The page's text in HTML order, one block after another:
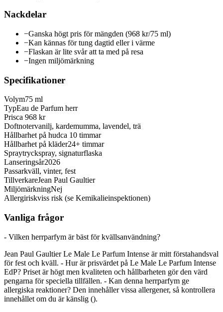
Nackdelar
−Ganska högt pris för mängden (968 kr/75 ml)
−Kan kännas för tung dagtid eller i värme
−Flaskan är lite svår att ta med på resa
−Ingen miljömärkning
Specifikationer
Volym75 ml
TypEau de Parfum herr
Prisca 968 kr
Doftnotervanilj, kardemumma, lavendel, trä
Hållbarhet på hudca 10 timmar
Hållbarhet på kläder24+ timmar
Spraytryckspray, signaturflaska
Lanseringsår2026
Passarkväll, vinter, fest
TillverkareJean Paul Gaultier
MiljömärkningNej
Allergiriskviss risk (se Kemikalieinspektionen)
Vanliga frågor
- Vilken herrparfym är bäst för kvällsanvändning?
Jean Paul Gaultier Le Male Le Parfum Intense är mitt förstahandsval
för fest och kväll. - Hur är prisvärdet på Le Male Le Parfum Intense
EdP? Priset är högt men kvaliteten och hållbarheten gör den värd
pengarna för speciella tillfällen. - Kan denna herrparfym ge
allergiska reaktioner? Den innehåller vissa allergener, så kontrollera
innehållet om du är känslig ().